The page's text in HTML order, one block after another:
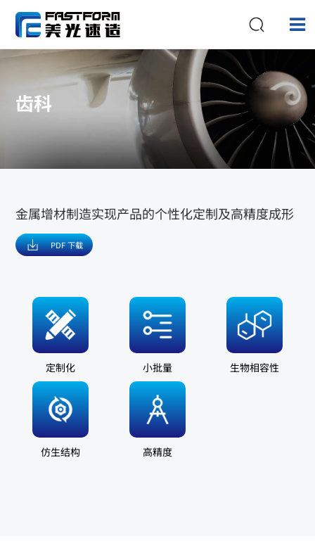
齿科
金属增材制造实现产品的个性化定制及高精度成形
PDF 下载
定制化 小批量 生物相容性
仿生结构 高精度